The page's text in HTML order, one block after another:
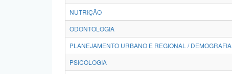
NUTRIÇÃO
ODONTOLOGIA
PLANEJAMENTO URBANO E REGIONAL / DEMOGRAFIA
PSICOLOGIA